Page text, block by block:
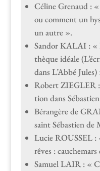
Céline Grenaud : «
ou com­ment un
un autre ».
San­dor KALAI : «
thèque idéale
dans L’Abbé Jules)
Robert ZIEGLER
tion dans
Bérangère de
saint Sébastien de
Lucie ROUSSEL :
rêves :
Samuel LAIR : «